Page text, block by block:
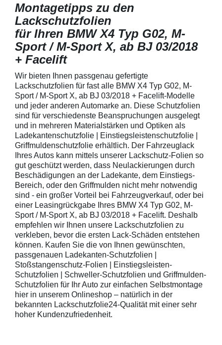
Montagetipps zu den
Lackschutzfolien
für Ihren BMW X4 Typ G02, M-
Sport / M-Sport X, ab BJ 03/2018
+ Facelift
Wir bieten Ihnen passgenau gefertigte
Lackschutzfolien für fast alle BMW X4 Typ G02, M-
Sport / M-Sport X, ab BJ 03/2018 + Facelift-Modelle
und jeder anderen Automarke an. Diese Schutzfolien
sind für verschiedenste Beanspruchungen ausgelegt
und in mehreren Materialstärken und Optiken als
Ladekantenschutzfolie | Einstiegsleistenschutzfolie |
Griffmuldenschutzfolie erhältlich. Der Fahrzeuglack
Ihres Autos kann mittels unserer Lackschutz-Folien so
gut geschützt werden, dass Neulackierungen durch
Beschädigungen an der Ladekante, dem Einstiegs-
Bereich, oder den Griffmulden nicht mehr notwendig
sind - ein großer Vorteil bei Fahrzeugverkauf, oder bei
einer Leasingrückgabe Ihres BMW X4 Typ G02, M-
Sport / M-Sport X, ab BJ 03/2018 + Facelift. Deshalb
empfehlen wir Ihnen unsere Lackschutzfolien zu
verkleben, bevor die ersten Lack-Schäden entstehen
können. Kaufen Sie die von Ihnen gewünschten,
passgenauen Ladekanten-Schutzfolien |
Stoßstangenschutz-Folien | Einstiegsleisten-
Schutzfolien | Schweller-Schutzfolien und Griffmulden-
Schutzfolien für Ihr Auto zur einfachen Selbstmontage
hier in unserem Onlineshop – natürlich in der
bekannten Lackschutzfolie24-Qualität mit einer sehr
hoher Kundenzufriedenheit.